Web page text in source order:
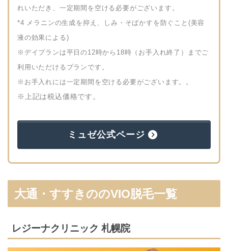
れいただき、一定期間を空ける必要がございます。
*4 メラニンの生成を抑え、しみ・そばかすを防ぐこと(美容
液の効果による)
※デイプランは平日の12時から18時（お手入れ終了）までご
利用いただけるプランです。
※お手入れには一定期間を空ける必要がございます。。
※上記は税込価格です。
ミュゼ公式ページ
大通・すすきののVIO脱毛一覧
レジーナクリニック 札幌院